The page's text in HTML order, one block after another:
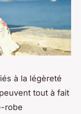
à la légèreté
tout à fait
robe